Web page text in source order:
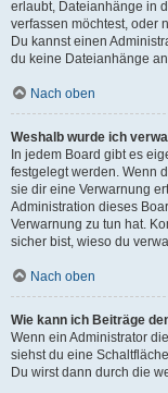
erlaubt, Dateianhänge in
verfassen möchtest, oder
Du kannst einen
du keine Dateianhänge
Nach oben
Weshalb wurde ich
In jedem Board gibt es
festgelegt werden. Wenn
sie dir eine Verwarnung
Administration dieses
Verwarnung zu tun hat.
sicher bist, wieso du
Nach oben
Wie kann ich Beiträge
Wenn ein Administrator
siehst du eine
Du wirst dann durch die